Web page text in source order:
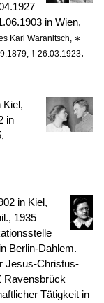
in Wien,
Karl Waranitsch, ∗
† 26.03.1923.
Kiel,
in
in Kiel,
1935
Berlin-Dahlem.
Jesus-Christus-
Ravensbrück
Tätigkeit in